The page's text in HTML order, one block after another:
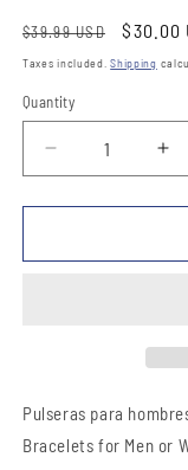
Regular
price
$39.99 USD
Sale
price
$30.00
Taxes included.Shipping
Quantity
Quantity
Decrease
quantity
for
para
5
Leather
Bracelets
for
5
Pulseras para
Bracelets for Men or